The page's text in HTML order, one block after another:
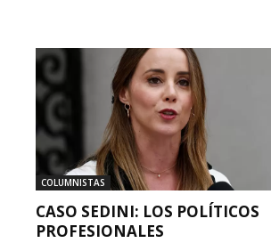
COLUMNISTAS
CASO SEDINI: LOS POLÍTICOS
PROFESIONALES